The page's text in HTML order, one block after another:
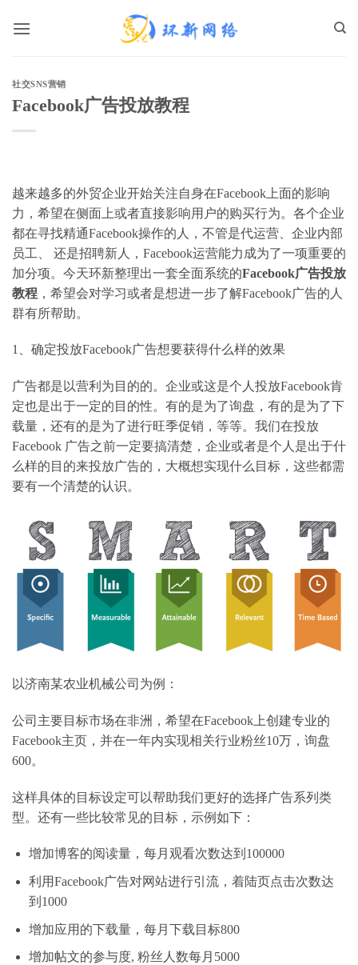
社交SNS营销
Facebook广告投放教程
越来越多的外贸企业开始关注自身在Facebook上面的影响
力，希望在侧面上或者直接影响用户的购买行为。各个企业
都在寻找精通Facebook操作的人，不管是代运营、企业内部
员工、 还是招聘新人，Facebook运营能力成为了一项重要的
加分项。今天环新整理出一套全面系统的Facebook广告投放
教程 ，希望会对学习或者是想进一步了解Facebook广告的人
群有所帮助。
1、确定投放Facebook广告想要获得什么样的效果
广告都是以营利为目的的。企业或这是个人投放Facebook肯
定也是出于一定的目的性。有的是为了询盘，有的是为了下
载量，还有的是为了进行旺季促销，等等。我们在投放
Facebook 广告之前一定要搞清楚，企业或者是个人是出于什
么样的目的来投放广告的，大概想实现什么目标，这些都需
要有一个清楚的认识。
以济南某农业机械公司为例：
公司主要目标市场在非洲，希望在Facebook上创建专业的
Facebook主页，并在一年内实现相关行业粉丝10万，询盘
600。
这样具体的目标设定可以帮助我们更好的选择广告系列类
型。还有一些比较常见的目标，示例如下：
增加博客的阅读量，每月观看次数达到100000
利用Facebook广告对网站进行引流，着陆页点击次数达
到1000
增加应用的下载量，每月下载目标800
增加帖文的参与度, 粉丝人数每月5000